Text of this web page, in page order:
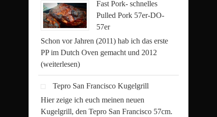
Fast Pork- schnelles
Pulled Pork 57er-DO-
57er
Schon vor Jahren (2011) hab ich das erste
PP im Dutch Oven gemacht und 2012
(weiterlesen)
Tepro San Francisco Kugelgrill
Hier zeige ich euch meinen neuen
Kugelgrill, den Tepro San Francisco 57cm.